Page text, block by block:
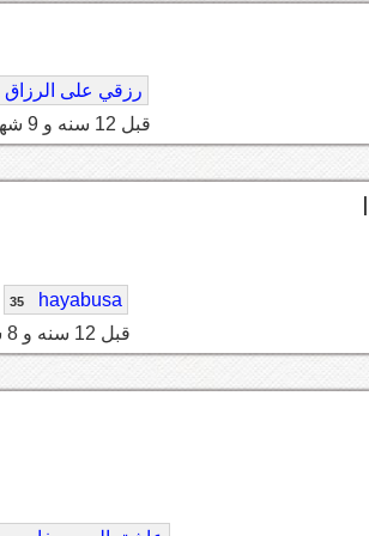
رزقي على الرزاق
قبل 12 سنه و 9 شهر
hayabusa
35
قبل 12 سنه و 8 شهر